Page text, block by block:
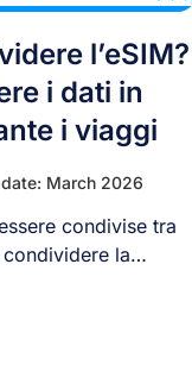
l’eSIM?
i dati in
i viaggi
March 2026
condivise tra
la